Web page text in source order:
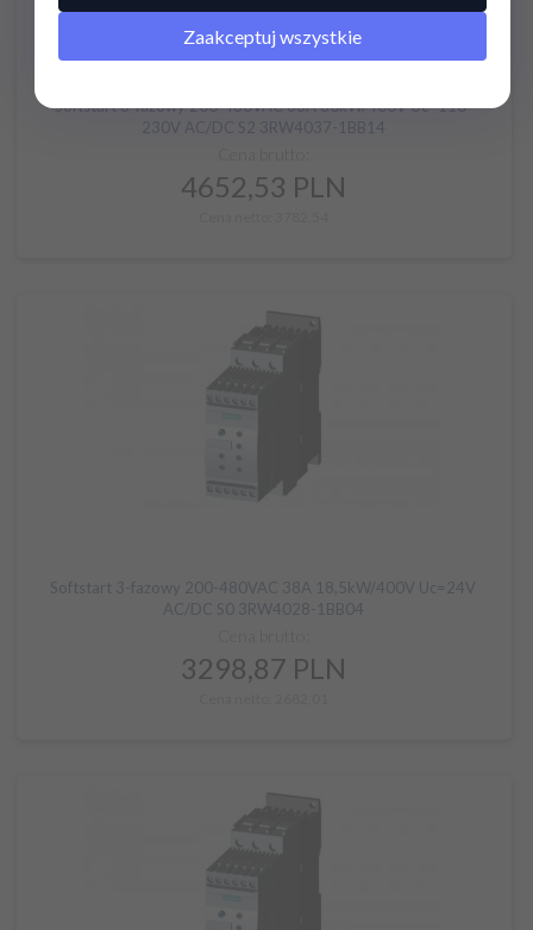
Softstart 3-fazowy 200-480VAC 63A 30kW/400V Uc=110-
230V AC/DC S2 3RW4037-1BB14
4652,53 PLN
Softstart 3-fazowy 200-480VAC 38A 18,5kW/400V Uc=24V
AC/DC S0 3RW4028-1BB04
3298,87 PLN
Zaakceptuj wszystkie